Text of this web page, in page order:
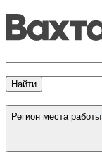
Найти
Регион места работы